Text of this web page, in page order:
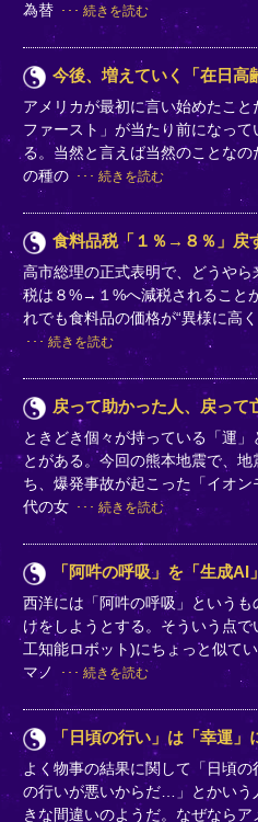
為替
続きを読む
今後、増えていく「在日高
アメリカが最初に言い始めたこ
ファースト」が当たり前になっ
る。当然と言えば当然のことなの
の種の
続きを読む
食料品税「１％→８％」戻
高市総理の正式表明で、どうや
税は８%→１%へ減税されること
れでも食料品の価格が“異様に高
続きを読む
戻って助かった人、戻って
ときどき個々が持っている「運
とがある。今回の熊本地震で、
ち、爆発事故が起こった「イオ
代の女
続きを読む
「阿吽の呼吸」を「生成
西洋には「阿吽の呼吸」という
けをしようとする。そういう点
工知能ロボット)にちょっと似て
マノ
続きを読む
「日頃の行い」は「幸運」
よく物事の結果に関して「日頃
の行いが悪いからだ…」とかいう
きな間違いのようだ。なぜなら